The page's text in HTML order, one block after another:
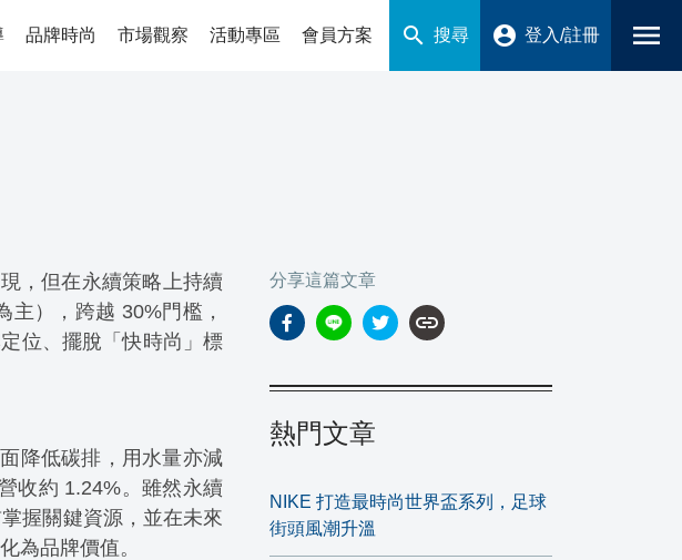
品牌時尚 市場觀察 活動專區 會員方案 search 搜尋 account_circle 登入/註冊 menu
，但在永續策略上持續
），跨越 30%門檻，
位、擺脫「快時尚」標
降低碳排，用水量亦減
收約 1.24%。雖然永續
握關鍵資源，並在未來
為品牌價值。
分享這篇文章
link
熱門文章
NIKE 打造最時尚世界盃系列，足球
街頭風潮升溫